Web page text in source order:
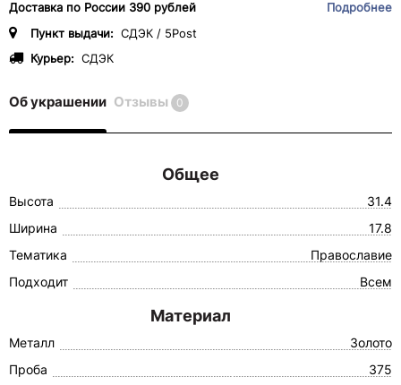
Доставка по России 390 рублей
Подробнее
Пункт выдачи: СДЭК / 5Post
Курьер: СДЭК
Об украшении Отзывы 0
Общее
Высота
31.4
Ширина
17.8
Тематика
Православие
Подходит
Всем
Материал
Металл
Золото
Проба
375